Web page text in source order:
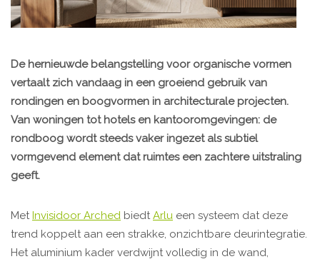
De hernieuwde belangstelling voor organische vormen
vertaalt zich vandaag in een groeiend gebruik van
rondingen en boogvormen in architecturale projecten.
Van woningen tot hotels en kantooromgevingen: de
rondboog wordt steeds vaker ingezet als subtiel
vormgevend element dat ruimtes een zachtere uitstraling
geeft.
Met Invisidoor Arched biedtArlu een systeem dat deze
trend koppelt aan een strakke, onzichtbare deurintegratie.
Het aluminium kader verdwijnt volledig in de wand,